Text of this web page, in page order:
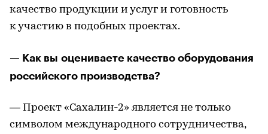
качество продукции и услуг и готовность
к участию в подобных проектах.
— Как вы оцениваете качество оборудования
российского производства?
— Проект «Сахалин-2» является не только
символом международного сотрудничества,